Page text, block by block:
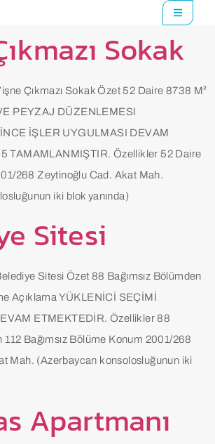
Sokak
Çıkmazı Sokak Özet 52 Daire 8738 M²
PEYZAJ DÜZENLEMESI
İŞLER UYGULMASI DEVAM
TAMAMLANMIŞTIR. Özellikler 52 Daire
268 Zeytinoğlu Cad. Akat Mah.
iki blok yanında)
Sitesi
Sitesi Özet 88 Bağımsız Bölümden
Açıklama YÜKLENİCİ SEÇİMİ
ETMEKTEDİR. Özellikler 88
112 Bağımsız Bölüme Konum 2001/268
Mah. (Azerbaycan konsolosluğunun iki
Apartmanı